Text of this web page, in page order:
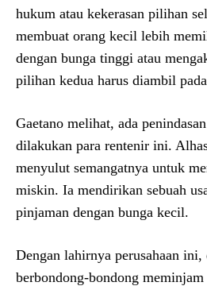
hukum atau kekerasan pilihan
membuat orang kecil lebih
dengan bunga tinggi atau
pilihan kedua harus diambil
Gaetano melihat, ada
dilakukan para rentenir ini.
menyulut semangatnya untuk
miskin. Ia mendirikan sebuah
pinjaman dengan bunga kecil.
Dengan lahirnya perusahaan
berbondong-bondong